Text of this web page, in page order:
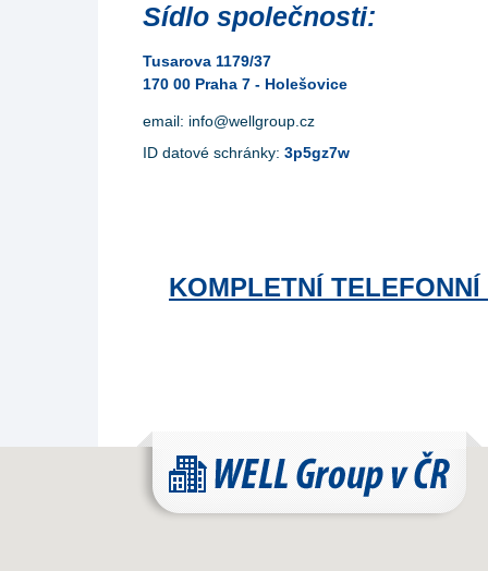
Sídlo společnosti:
Tusarova 1179/37
170 00 Praha 7 - Holešovice
email: info@wellgroup.cz
ID datové schránky: 3p5gz7w
KOMPLETNÍ TELEFONNÍ